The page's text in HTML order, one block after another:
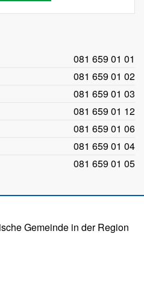
081 659 01 01
081 659 01 02
081 659 01 03
081 659 01 12
081 659 01 06
081 659 01 04
081 659 01 05
Gemeinde in der Region